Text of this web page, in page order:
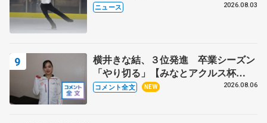
ニュース 2026.08.03
横井きな結、３位発進 卒業シーズン
「やり切る」【みなとアクルス杯
SP】
コメント全文 NEW 2026.08.06